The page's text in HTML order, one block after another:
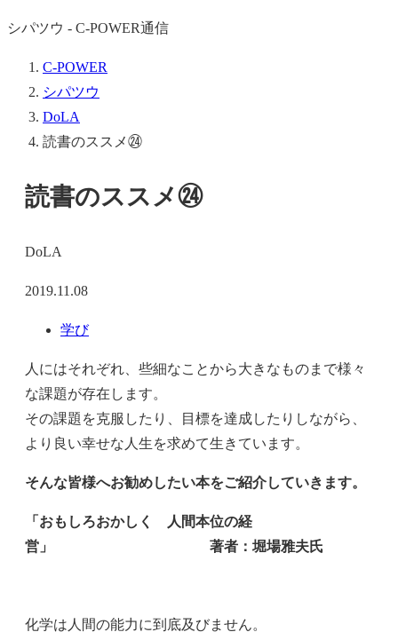
シパツウ - C-POWER通信
C-POWER
シパツウ
DoLA
読書のススメ㉔
読書のススメ㉔
DoLA
2019.11.08
学び
人にはそれぞれ、些細なことから大きなものまで様々
な課題が存在します。
その課題を克服したり、目標を達成したりしながら、
より良い幸せな人生を求めて生きています。
そんな皆様へお勧めしたい本をご紹介していきます。
「おもしろおかしく 人間本位の経
営」 著者：堀場雅夫氏
化学は人間の能力に到底及びません。